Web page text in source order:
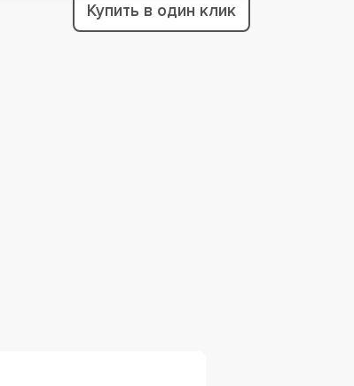
Купить в один клик